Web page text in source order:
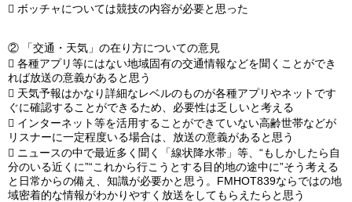
 ボッチャについては競技の内容が必要と思った
②
「交通・天気」の在り方についての意見
 各種アプリ等にはない地域固有の交通情報などを聞くことができ
れば放送の意義があると思う
 天気予報はかなり詳細なレベルのものが各種アプリやネットです
ぐに確認することができるため、必要性は乏しいと考える
 インターネット等を活用することができていない高齢世帯などが
リスナーに一定程度いる場合は、放送の意義があると思う
 ニュースの中で最近多く聞く「線状降水帯」等、“もしかしたら自
分のいる近くに”“これから行こうとする目的地の途中に”そう考える
と日常からの備え、知識が必要かと思う。FMHOT839ならではの地
域密着的な情報がわかりやすく放送をしてもらえたらと思う